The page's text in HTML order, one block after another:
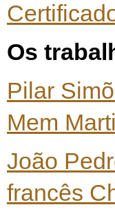
Os
Pilar
Mem
João
francês